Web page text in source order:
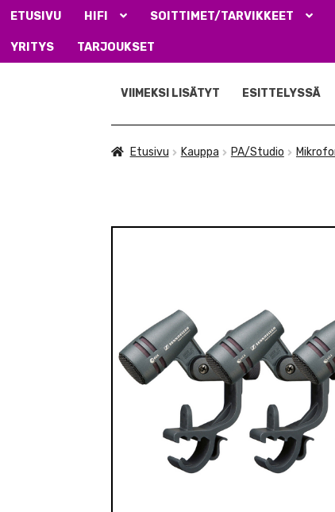
ETUSIVU HIFI SOITTIMET/TARVIKKEET
YRITYS TARJOUKSET
navigointiin
sisältöön
VIIMEKSI LISÄTYT ESITTELYSSÄ
Etusivu Kauppa PA/Studio